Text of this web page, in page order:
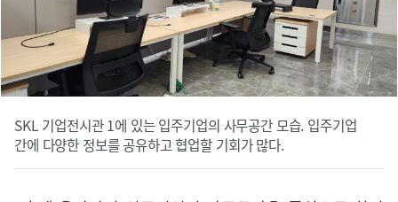
SKL 기업전시관 1에 있는 입주기업의 사무공간 모습. 입주기업
간에 다양한 정보를 공유하고 협업할 기회가 많다.